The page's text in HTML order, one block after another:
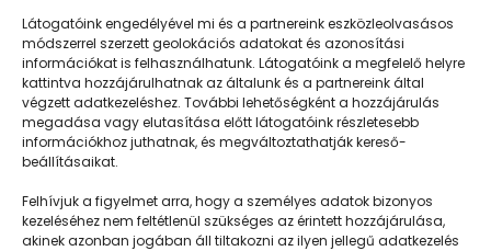
Látogatóink engedélyével mi és a partnereink eszközleolvasásos
módszerrel szerzett geolokációs adatokat és azonosítási
információkat is felhasználhatunk. Látogatóink a megfelelő helyre
kattintva hozzájárulhatnak az általunk és a partnereink által
végzett adatkezeléshez. További lehetőségként a hozzájárulás
megadása vagy elutasítása előtt látogatóink részletesebb
információkhoz juthatnak, és megváltoztathatják kereső-
beállításaikat.
Felhívjuk a figyelmet arra, hogy a személyes adatok bizonyos
kezeléséhez nem feltétlenül szükséges az érintett hozzájárulása,
akinek azonban jogában áll tiltakozni az ilyen jellegű adatkezelés
Napközisgyerektábor.hu